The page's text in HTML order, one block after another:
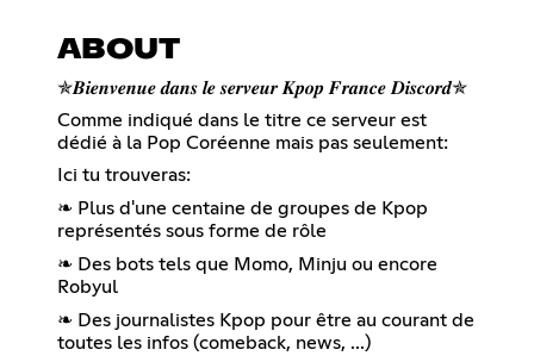
ABOUT
✯𝑩𝒊𝒆𝒏𝒗𝒆𝒏𝒖𝒆 𝒅𝒂𝒏𝒔 𝒍𝒆 𝒔𝒆𝒓𝒗𝒆𝒖𝒓 𝑲𝒑𝒐𝒑 𝑭𝒓𝒂𝒏𝒄𝒆 𝑫𝒊𝒔𝒄𝒐𝒓𝒅✯
Comme indiqué dans le titre ce serveur est
dédié à la Pop Coréenne mais pas seulement:
Ici tu trouveras:
❧ Plus d'une centaine de groupes de Kpop
représentés sous forme de rôle
❧ Des bots tels que Momo, Minju ou encore
Robyul
❧ Des journalistes Kpop pour être au courant de
toutes les infos (comeback, news, ...)